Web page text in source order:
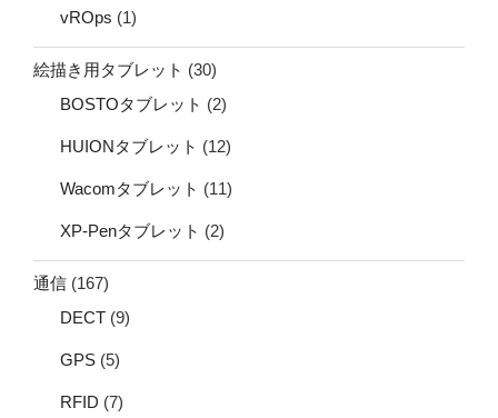
vROps (1)
絵描き用タブレット (30)
BOSTOタブレット (2)
HUIONタブレット (12)
Wacomタブレット (11)
XP-Penタブレット (2)
通信 (167)
DECT (9)
GPS (5)
RFID (7)